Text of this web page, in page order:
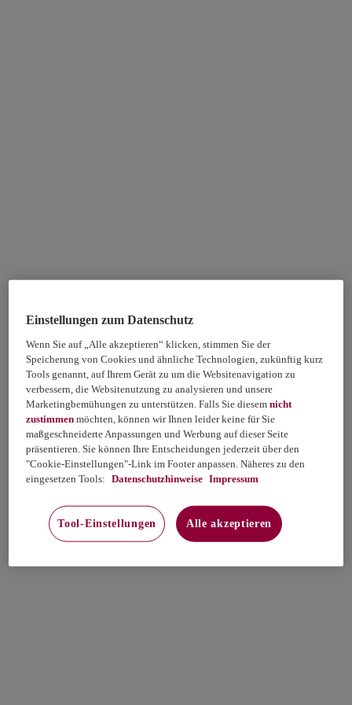
Einstellungen zum Datenschutz
Wenn Sie auf „Alle akzeptieren“ klicken, stimmen Sie der
Speicherung von Cookies und ähnliche Technologien, zukünftig kurz
Tools genannt, auf Ihrem Gerät zu um die Websitenavigation zu
verbessern, die Websitenutzung zu analysieren und unsere
Marketingbemühungen zu unterstützen. Falls Sie diesemnicht
zustimmen möchten, können wir Ihnen leider keine für Sie
maßgeschneiderte Anpassungen und Werbung auf dieser Seite
präsentieren. Sie können Ihre Entscheidungen jederzeit über den
"Cookie-Einstellungen"-Link im Footer anpassen. Näheres zu den
eingesetzen Tools: Datenschutzhinweise Impressum
Tool-Einstellungen Alle akzeptieren